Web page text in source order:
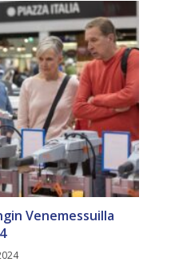
Venemessuilla